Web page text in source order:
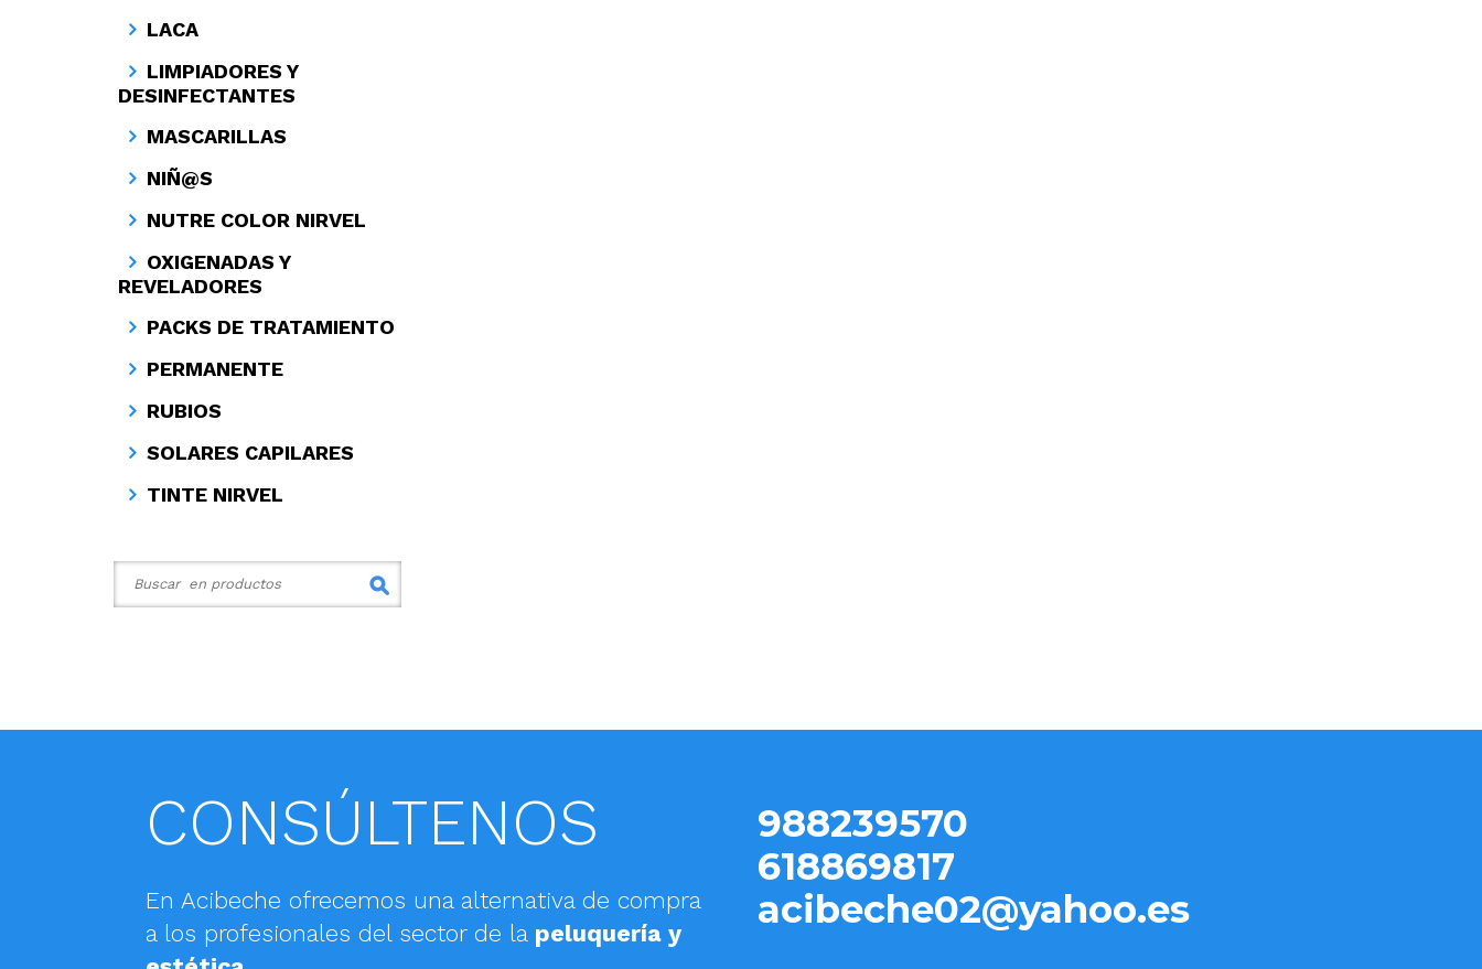
LACA
LIMPIADORES Y
DESINFECTANTES
MASCARILLAS
NIÑ@S
NUTRE COLOR NIRVEL
OXIGENADAS Y
REVELADORES
PACKS DE TRATAMIENTO
PERMANENTE
RUBIOS
SOLARES CAPILARES
TINTE NIRVEL
988239570
618869817
acibeche02@yahoo.es
CONSÚLTENOS
En Acibeche ofrecemos una alternativa de compra
a los profesionales del sector de la peluquería y